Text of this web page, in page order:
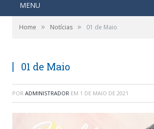
MENU
Home » Notícias » 01 de Maio
01 de Maio
POR ADMINISTRADOR EM 1 DE MAIO DE 2021